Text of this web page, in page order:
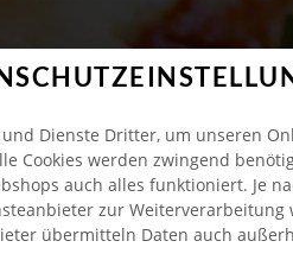
Dienste Dritter, um unseren
Cookies werden zwingend
auch alles funktioniert. Je
zur Weiterverarbeitung
übermitteln Daten auch